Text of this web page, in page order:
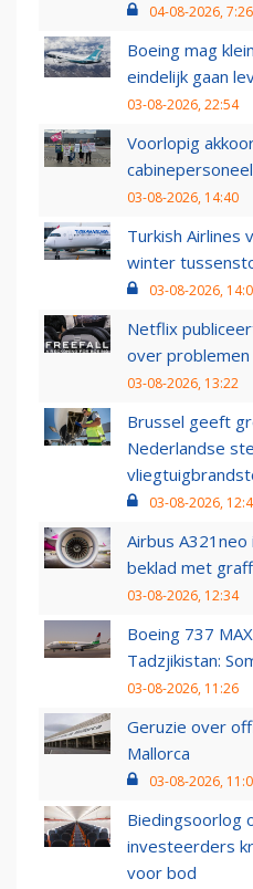
04-08-2026, 7:26
Boeing mag
eindelijk gaan
03-08-2026, 22:54
Voorlopig
03-08-2026, 14:40
Turkish Airlines
winter
03-08-2026,
Netflix
over
03-08-2026, 13:22
Brussel geeft
Nederlandse
03-08-2026,
Airbus
beklad met
03-08-2026, 12:34
Boeing 737
Tadzjikistan:
03-08-2026, 11:26
Geruzie over
Mallorca
03-08-2026,
Biedingsoorlog
investeerders
voor bod